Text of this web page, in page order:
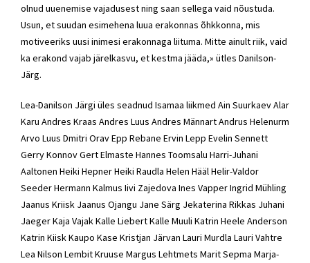
olnud uuenemise vajadusest ning saan sellega vaid nõustuda.
Usun, et suudan esimehena luua erakonnas õhkkonna, mis
motiveeriks uusi inimesi erakonnaga liituma. Mitte ainult riik, vaid
ka erakond vajab järelkasvu, et kestma jääda,» ütles Danilson-
Järg.
Lea-Danilson Järgi üles seadnud Isamaa liikmed Ain Suurkaev Alar
Karu Andres Kraas Andres Luus Andres Männart Andrus Helenurm
Arvo Luus Dmitri Orav Epp Rebane Ervin Lepp Evelin Sennett
Gerry Konnov Gert Elmaste Hannes Toomsalu Harri-Juhani
Aaltonen Heiki Hepner Heiki Raudla Helen HäälHelir-Valdor
SeederHermann Kalmus Iivi Zajedova Ines Vapper Ingrid Mühling
Jaanus Kriisk Jaanus Ojangu Jane Särg Jekaterina Rikkas Juhani
Jaeger Kaja Vajak Kalle Liebert Kalle Muuli Katrin Heele Anderson
Katrin Kiisk Kaupo Kase Kristjan Järvan Lauri Murdla Lauri Vahtre
Lea Nilson Lembit Kruuse Margus Lehtmets Marit Sepma Marja-